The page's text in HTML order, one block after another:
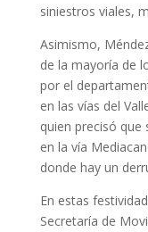
siniestros viales,
Asimismo,
de la mayoría de
por el
en las vías del
quien precisó
en la vía
donde hay un
En estas
Secretaría de